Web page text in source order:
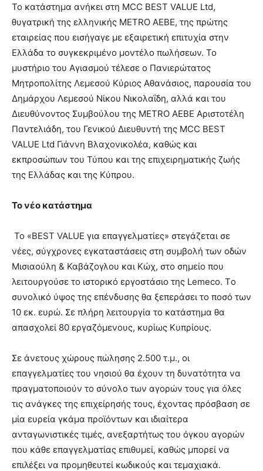
Το κατάστημα ανήκει στη MCC BEST VALUE Ltd,
θυγατρική της ελληνικής METRO AEBE, της πρώτης
εταιρείας που εισήγαγε με εξαιρετική επιτυχία στην
Ελλάδα το συγκεκριμένο μοντέλο πωλήσεων. Το
μυστήριο του Αγιασμού τέλεσε ο Πανιερώτατος
Μητροπολίτης Λεμεσού Κύριος Αθανάσιος, παρουσία του
Δημάρχου Λεμεσού Νίκου Νικολαΐδη, αλλά και του
Διευθύνοντος Συμβούλου της METRO AEBE Αριστοτέλη
Παντελιάδη, του Γενικού Διευθυντή της MCC BEST
VALUE Ltd Γιάννη Βλαχονικολέα, καθώς και
εκπροσώπων του Τύπου και της επιχειρηματικής ζωής
της Ελλάδας και της Κύπρου.
Το νέο κατάστημα
Το «BEST VALUE για επαγγελματίες» στεγάζεται σε
νέες, σύγχρονες εγκαταστάσεις στη συμβολή των οδών
Μισιαούλη & Καβάζογλου και Κώχ, στο σημείο που
λειτουργούσε το ιστορικό εργοστάσιο της Lemeco. Tο
συνολικό ύψος της επένδυσης θα ξεπεράσει το ποσό των
10 εκ. ευρώ. Σε πλήρη λειτουργία το κατάστημα θα
απασχολεί 80 εργαζόμενους, κυρίως Κυπρίους.
Σε άνετους χώρους πώλησης 2.500 τ.μ., οι
επαγγελματίες του νησιού θα έχουν τη δυνατότητα να
πραγματοποιούν τo σύνολο των αγορών τους για όλες
τις ανάγκες της επιχείρησής τους, έχοντας πρόσβαση σε
μία ευρεία γκάμα προϊόντων και ιδιαίτερα
ανταγωνιστικές τιμές, ανεξαρτήτως του όγκου αγορών
που κάθε επαγγελματίας επιθυμεί, καθώς μπορεί να
επιλέξει να προμηθευτεί κωδικούς και τεμαχιακά.